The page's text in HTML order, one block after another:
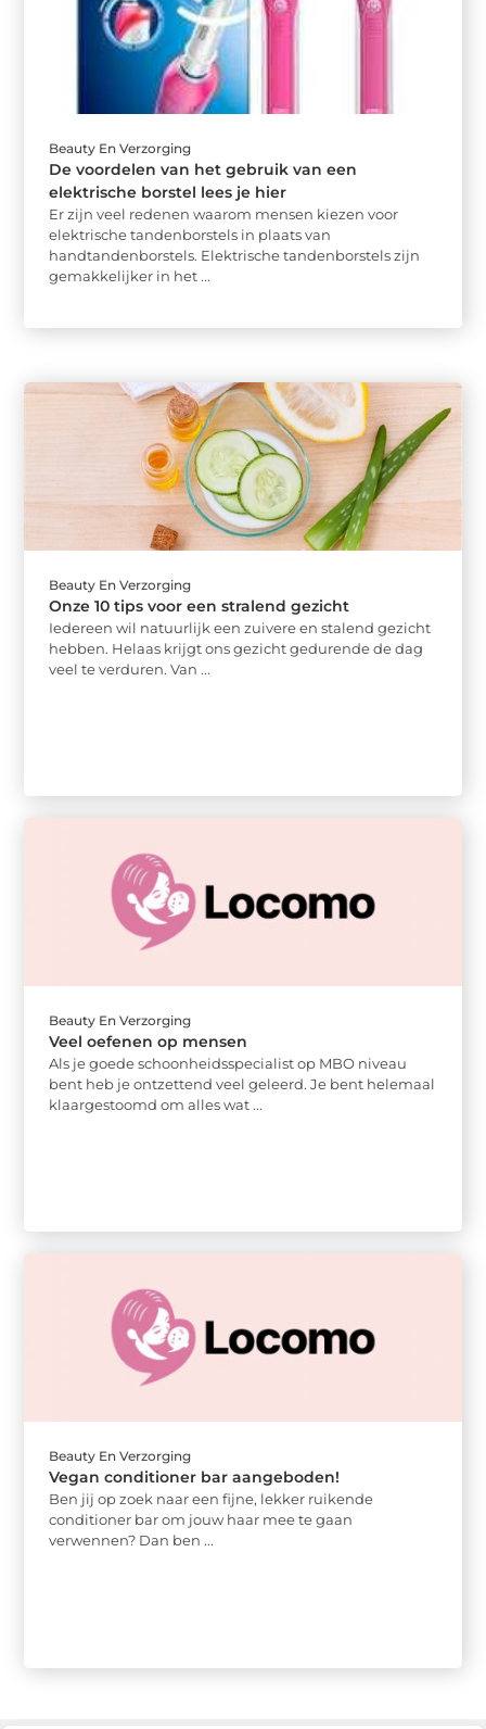
Beauty En Verzorging
De voordelen van het gebruik van een
elektrische borstel lees je hier
Er zijn veel redenen waarom mensen kiezen voor
elektrische tandenborstels in plaats van
handtandenborstels. Elektrische tandenborstels zijn
gemakkelijker in het ...
Beauty En Verzorging
Onze 10 tips voor een stralend gezicht
Iedereen wil natuurlijk een zuivere en stalend gezicht
hebben. Helaas krijgt ons gezicht gedurende de dag
veel te verduren. Van ...
Beauty En Verzorging
Veel oefenen op mensen
Als je goede schoonheidsspecialist op MBO niveau
bent heb je ontzettend veel geleerd. Je bent helemaal
klaargestoomd om alles wat ...
Beauty En Verzorging
Vegan conditioner bar aangeboden!
Ben jij op zoek naar een fijne, lekker ruikende
conditioner bar om jouw haar mee te gaan
verwennen? Dan ben ...